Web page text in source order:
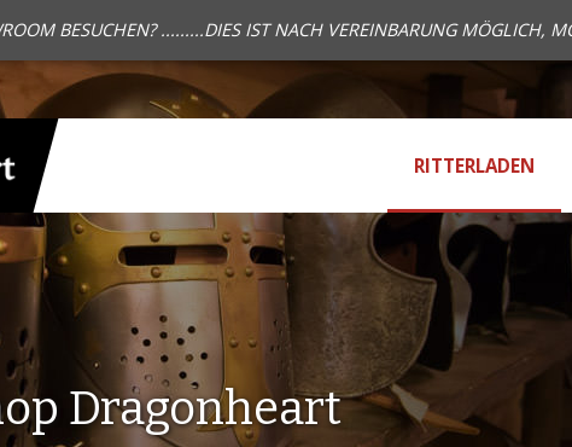
BESUCHEN? .........DIES IST NACH VEREINBARUNG MÖGLICH,
RITTERLADEN
Dragonheart